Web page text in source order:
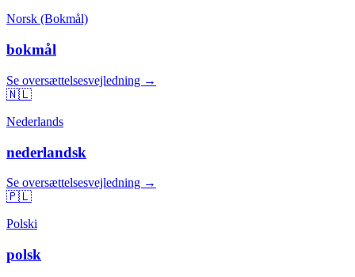
Norsk (Bokmål)
bokmål
Se oversættelsesvejledning →
🇳🇱
Nederlands
nederlandsk
Se oversættelsesvejledning →
🇵🇱
Polski
polsk